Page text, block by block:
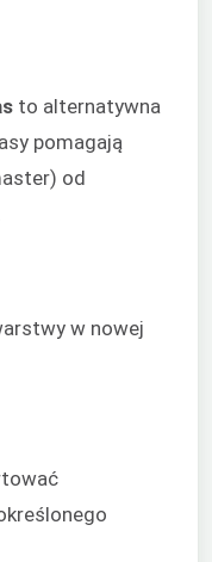
to alternatywna
pomagają
od
w nowej